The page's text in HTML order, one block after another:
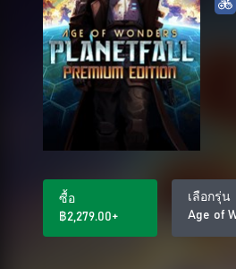
ซื้อ
฿2,279.00+
เลือกรุ่น
Age of